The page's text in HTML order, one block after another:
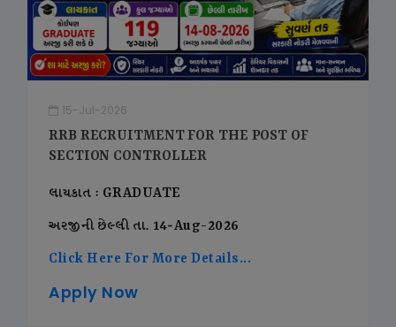
15-Jul-2026
RRB RECRUITMENT FOR THE POST OF
SECTION CONTROLLER
લાયકાત : GRADUATE
અરજીની છેલ્લી તા. 14-Aug-2026
Click Here For More Details...
Apply Now